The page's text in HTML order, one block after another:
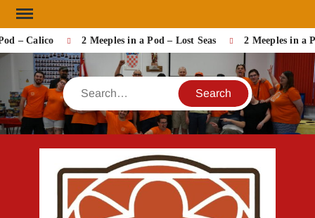
Skip
to
content
– Calico 2 Meeples in a Pod – Lost Seas 2 Meeples in a
Search